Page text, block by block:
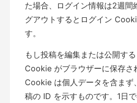
た場合、ログイン情報は2週間
グアウトするとログイン
す。
もし投稿を編集または公開す
Cookie がブラウザーに保存さ
Cookie は個人データを含まず
稿の ID を示すものです。1日